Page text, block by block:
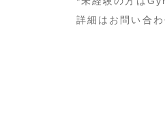
詳細はお問い合わ